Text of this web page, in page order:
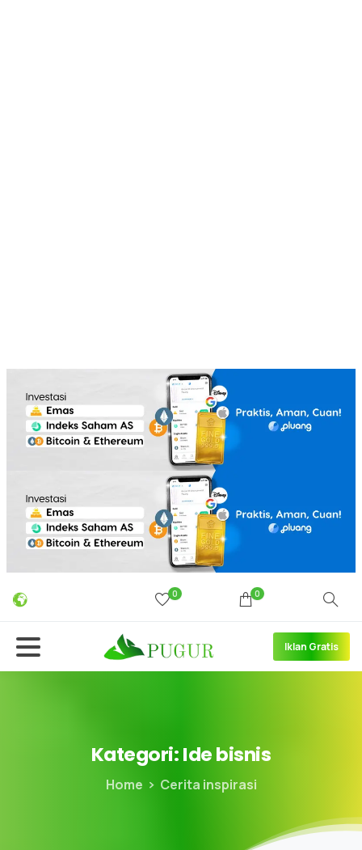
0 0
Iklan Gratis
Kategori:Idebisnis
Home Cerita inspirasi